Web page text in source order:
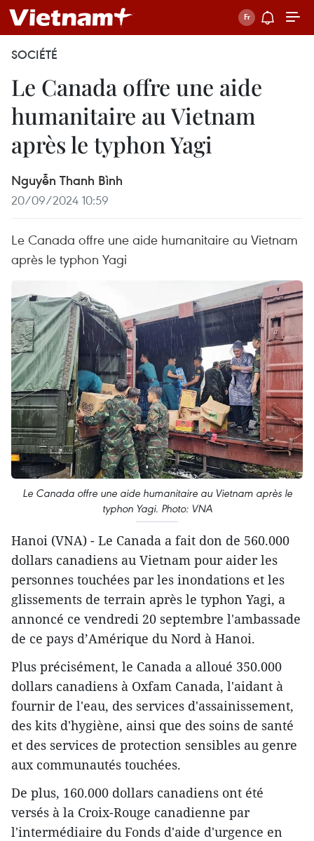
SOCIÉTÉ
Le Canada offre une aide
humanitaire au Vietnam
après le typhon Yagi
Nguyễn Thanh Bình
20/09/2024 10:59
Le Canada offre une aide humanitaire au Vietnam
après le typhon Yagi
Le Canada offre une aide humanitaire au Vietnam après le
typhon Yagi. Photo: VNA
Hanoi (VNA) - Le Canada a fait don de 560.000
dollars canadiens au Vietnam pour aider les
personnes touchées par les inondations et les
glissements de terrain après le typhon Yagi, a
annoncé ce vendredi 20 septembre l'ambassade
de ce pays d’Amérique du Nord à Hanoi.
Plus précisément, le Canada a alloué 350.000
dollars canadiens à Oxfam Canada, l'aidant à
fournir de l'eau, des services d'assainissement,
des kits d'hygiène, ainsi que des soins de santé
et des services de protection sensibles au genre
aux communautés touchées.
De plus, 160.000 dollars canadiens ont été
versés à la Croix-Rouge canadienne par
l'intermédiaire du Fonds d'aide d'urgence en